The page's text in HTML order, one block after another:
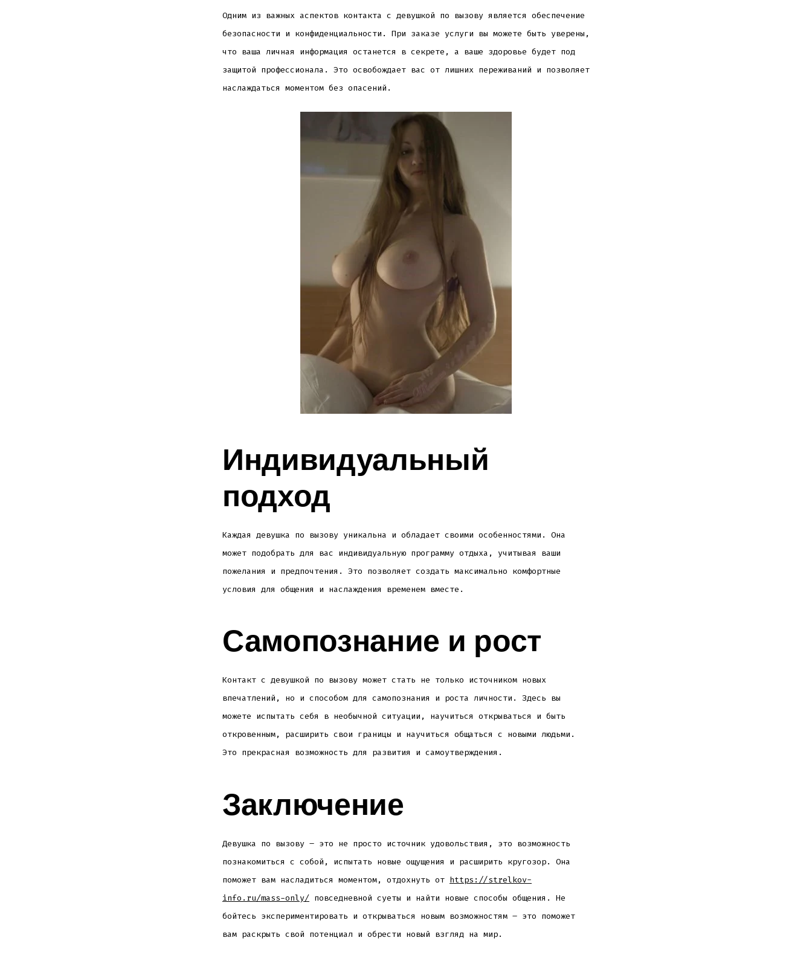
Одним из важных аспектов контакта с девушкой по вызову является обеспечение
безопасности и конфиденциальности. При заказе услуги вы можете быть уверены,
что ваша личная информация останется в секрете, а ваше здоровье будет под
защитой профессионала. Это освобождает вас от лишних переживаний и позволяет
наслаждаться моментом без опасений.
Индивидуальный
подход
Каждая девушка по вызову уникальна и обладает своими особенностями. Она
может подобрать для вас индивидуальную программу отдыха, учитывая ваши
пожелания и предпочтения. Это позволяет создать максимально комфортные
условия для общения и наслаждения временем вместе.
Самопознание и рост
Контакт с девушкой по вызову может стать не только источником новых
впечатлений, но и способом для самопознания и роста личности. Здесь вы
можете испытать себя в необычной ситуации, научиться открываться и быть
откровенным, расширить свои границы и научиться общаться с новыми людьми.
Это прекрасная возможность для развития и самоутверждения.
Заключение
Девушка по вызову – это не просто источник удовольствия, это возможность
познакомиться с собой, испытать новые ощущения и расширить кругозор. Она
поможет вам насладиться моментом, отдохнуть от https://strelkov-
info.ru/mass-only/ повседневной суеты и найти новые способы общения. Не
бойтесь экспериментировать и открываться новым возможностям – это поможет
вам раскрыть свой потенциал и обрести новый взгляд на мир.